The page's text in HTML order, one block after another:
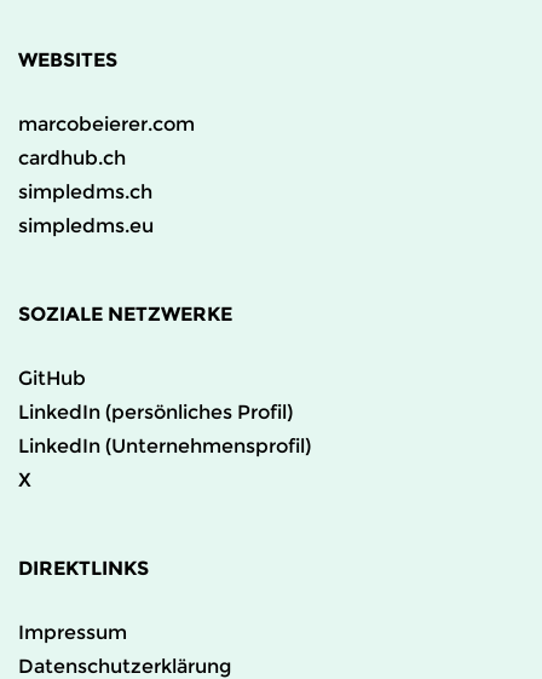
WEBSITES
marcobeierer.com
cardhub.ch
simpledms.ch
simpledms.eu
SOZIALE NETZWERKE
GitHub
LinkedIn (persönliches Profil)
LinkedIn (Unternehmensprofil)
X
DIREKTLINKS
Impressum
Datenschutzerklärung